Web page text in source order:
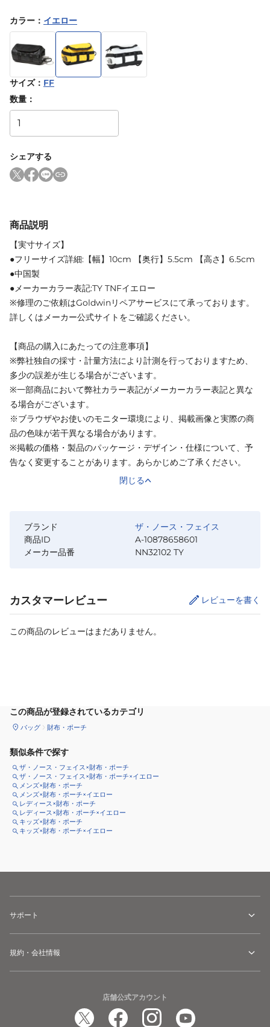
カラー ： イエロー
サイズ： FF
数量：
シェアする
商品説明
【実寸サイズ】
●フリーサイズ詳細:【幅】10cm 【奥行】5.5cm 【高さ】6.5cm
●中国製
●メーカーカラー表記:TY TNFイエロー
※修理のご依頼はGoldwinリペアサービスにて承っております。
詳しくはメーカー公式サイトをご確認ください。
【商品の購入にあたっての注意事項】
※弊社独自の採寸・計量方法により計測を行っておりますため、
多少の誤差が生じる場合がございます。
※一部商品において弊社カラー表記がメーカーカラー表記と異な
る場合がございます。
※ブラウザやお使いのモニター環境により、掲載画像と実際の商
品の色味が若干異なる場合があります。
※掲載の価格・製品のパッケージ・デザイン・仕様について、予
告なく変更することがあります。あらかじめご了承ください。
閉じる
ブランド
ザ・ノース・フェイス
商品ID
A-10878658601
メーカー品番
NN32102 TY
カスタマーレビュー レビューを書く
この商品のレビューはまだありません。
この商品が登録されているカテゴリ
バッグ 財布・ポーチ
類似条件で探す
ザ・ノース・フェイス×財布・ポーチ
ザ・ノース・フェイス×財布・ポーチ×イエロー
メンズ×財布・ポーチ
メンズ×財布・ポーチ×イエロー
レディース×財布・ポーチ
レディース×財布・ポーチ×イエロー
キッズ×財布・ポーチ
キッズ×財布・ポーチ×イエロー
サポート
規約・会社情報
店舗公式アカウント